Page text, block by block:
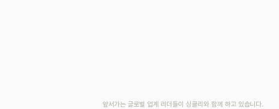
앞서가는 글로벌 업계 리더들이 싱클리와 함께 하고 있습니다.